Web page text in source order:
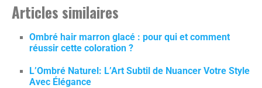
Articles similaires
Ombré hair marron glacé : pour qui et comment
réussir cette coloration ?
L’Ombré Naturel: L’Art Subtil de Nuancer Votre Style
Avec Élégance